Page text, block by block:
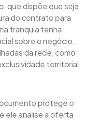
que dispõe que seja
do contrato para
franquia tenha
sobre o negócio.
da rede, como
territorial
protege o
ele analise a oferta